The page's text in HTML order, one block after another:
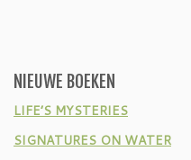
NIEUWE BOEKEN
LIFE’S MYSTERIES
SIGNATURES ON WATER